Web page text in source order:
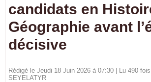
candidats en
Géographie avant
décisive
Rédigé le Jeudi 18 Juin 2026 à 07:30 | Lu 490
SEYELATYR